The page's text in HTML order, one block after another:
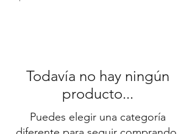
Todavía no hay ningún
producto...
Puedes elegir una categoría